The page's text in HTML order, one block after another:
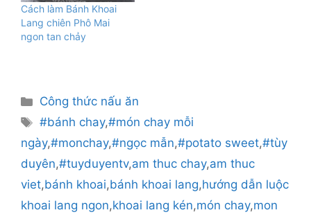
Cách làm Bánh Khoai
Lang chiên Phô Mai
ngon tan chảy
Danh
mục
Công thức nấu ăn
Thẻ
#bánh chay,#món chay mỗi
ngày,#monchay,#ngọc mẫn,#potato sweet,#tùy
duyên,#tuyduyentv,am thuc chay,am thuc
viet,bánh khoai,bánh khoai lang,hướng dẫn luộc
khoai lang ngon,khoai lang kén,món chay,mon